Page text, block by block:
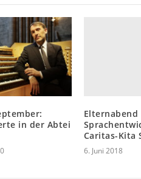
in der Abtei
Elternabend
Caritas-Kita
6. Juni 2018